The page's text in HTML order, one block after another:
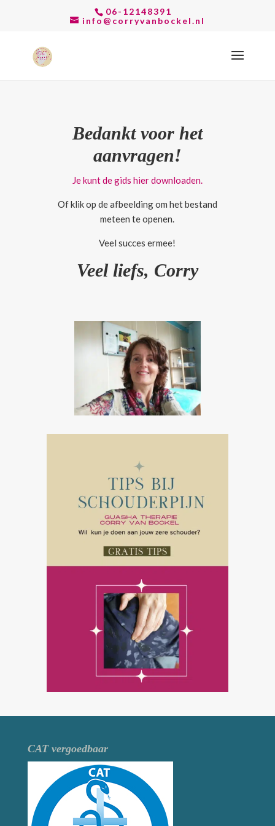
06-12148391
info@corryvanbockel.nl
Bedankt voor het
aanvragen!
Je kunt de gids hier downloaden.
Of klik op de afbeelding om het bestand
meteen te openen.
Veel succes ermee!
Veel liefs, Corry
CAT vergoedbaar